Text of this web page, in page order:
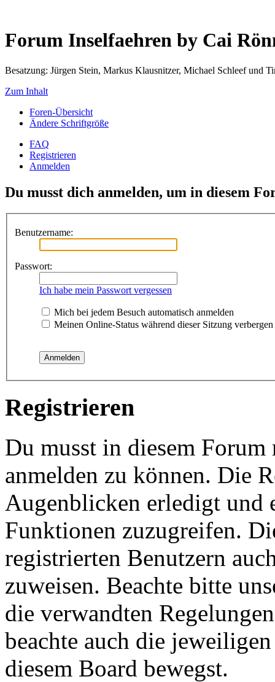
Forum Inselfaehren by Cai
Besatzung: Jürgen Stein, Markus Klausnitzer, Michael Schleef und
Zum Inhalt
Foren-Übersicht
Ändere Schriftgröße
FAQ
Registrieren
Anmelden
Du musst dich anmelden, um in diesem
Benutzername:
Passwort:
Ich habe mein Passwort vergessen
Mich bei jedem Besuch automatisch anmelden
Meinen Online-Status während dieser Sitzung verbergen
Registrieren
Du musst in diesem
anmelden zu können. Die
Augenblicken erledigt und
Funktionen zuzugreifen.
registrierten Benutzern
zuweisen. Beachte bitte
die verwandten
beachte auch die
diesem Board bewegst.